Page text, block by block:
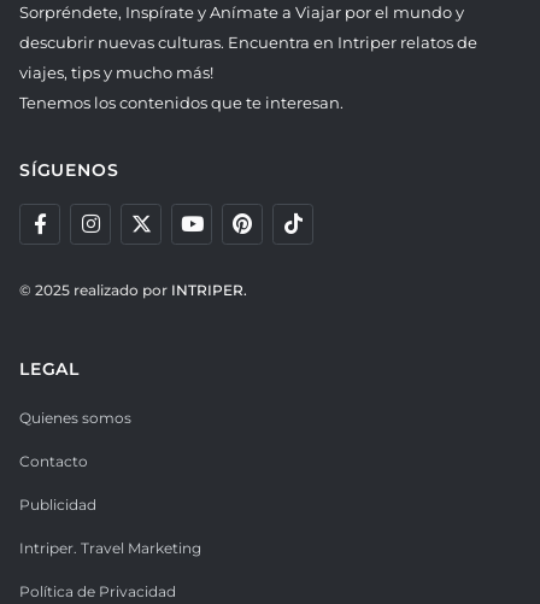
Sorpréndete, Inspírate y Anímate a Viajar por el mundo y
descubrir nuevas culturas. Encuentra en Intriper relatos de
viajes, tips y mucho más!
Tenemos los contenidos que te interesan.
SÍGUENOS
© 2025 realizado por INTRIPER.
LEGAL
Quienes somos
Contacto
Publicidad
Intriper. Travel Marketing
Política de Privacidad